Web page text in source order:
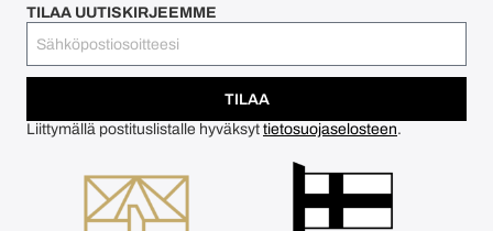
TILAA UUTISKIRJEEMME
TILAA
Liittymällä postituslistalle hyväksyt tietosuojaselosteen.